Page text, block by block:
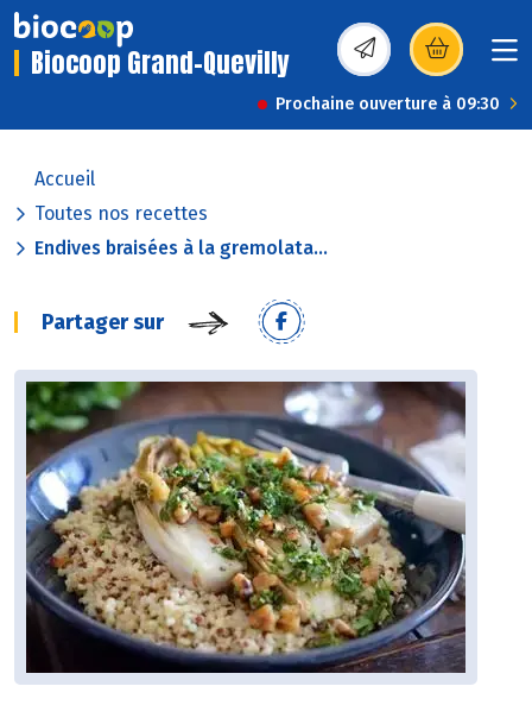
Biocoop Grand-Quevilly (s’ouvre dans une
Prochaine ouverture à 09:30
Accueil
Toutes nos recettes
Endives braisées à la gremolata...
Partager sur